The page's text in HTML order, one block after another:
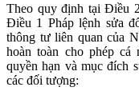
Theo quy định tại Điều
Điều 1 Pháp lệnh sửa
thông tư liên quan của
hoàn toàn cho phép cá
quyền hạn và mục đích
các đối tượng: